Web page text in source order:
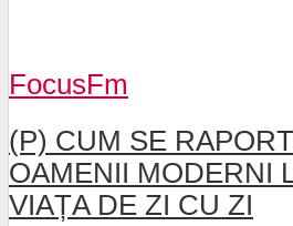
FocusFm
(P) CUM SE
OAMENII MODERNI
VIAȚA DE ZI CU ZI